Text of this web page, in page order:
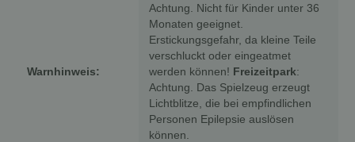
Warnhinweis:
Achtung. Nicht für Kinder unter 36
Monaten geeignet.
Erstickungsgefahr, da kleine Teile
verschluckt oder eingeatmet
werden können! Freizeitpark:
Achtung. Das Spielzeug erzeugt
Lichtblitze, die bei empfindlichen
Personen Epilepsie auslösen
können.